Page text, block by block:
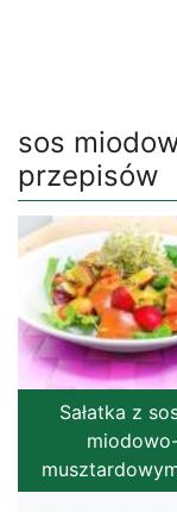
sos
przepisów
Sałatka z